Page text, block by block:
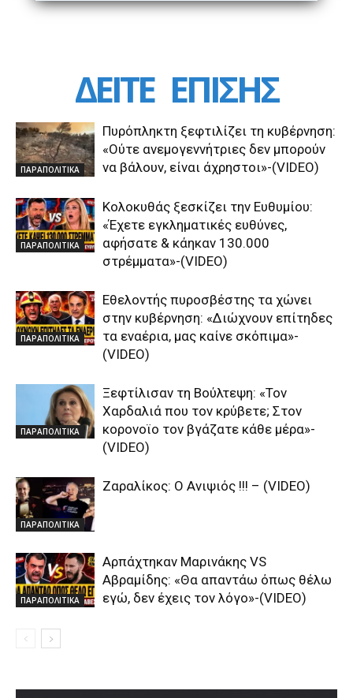
ΔΕΙΤΕ ΕΠΙΣΗΣ
ΠΑΡΑΠΟΛΙΤΙΚΑ
Πυρόπληκτη ξεφτιλίζει τη κυβέρνηση:
«Ούτε ανεμογεννήτριες δεν μπορούν
να βάλουν, είναι άχρηστοι»-(VIDEO)
ΠΑΡΑΠΟΛΙΤΙΚΑ
Κολοκυθάς ξεσκίζει την Ευθυμίου:
«Έχετε εγκληματικές ευθύνες,
αφήσατε & κάηκαν 130.000
στρέμματα»-(VIDEO)
ΠΑΡΑΠΟΛΙΤΙΚΑ
Εθελοντής πυροσβέστης τα χώνει
στην κυβέρνηση: «Διώχνουν επίτηδες
τα εναέρια, μας καίνε σκόπιμα»-
(VIDEO)
ΠΑΡΑΠΟΛΙΤΙΚΑ
Ξεφτίλισαν τη Βούλτεψη: «Τον
Χαρδαλιά που τον κρύβετε; Στον
κορονοϊο τον βγάζατε κάθε μέρα»-
(VIDEO)
ΠΑΡΑΠΟΛΙΤΙΚΑ
Ζαραλίκος: O Ανιψιός !!! – (VIDEO)
ΠΑΡΑΠΟΛΙΤΙΚΑ
Αρπάχτηκαν Μαρινάκης VS
Αβραμίδης: «Θα απαντάω όπως θέλω
εγώ, δεν έχεις τον λόγο»-(VIDEO)